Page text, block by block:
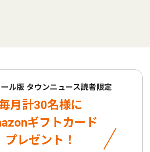
ル版 タウンニュース読者限定
月計30名様に
ギフトカード
プレゼント！